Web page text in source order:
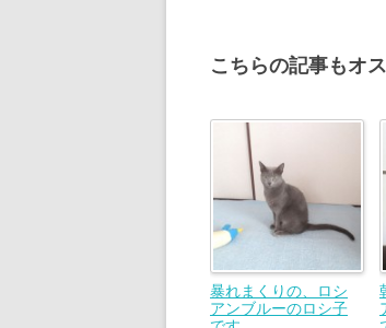
こちらの記事もオ
暴れまくりの、ロシ
アンブルーのロシ子